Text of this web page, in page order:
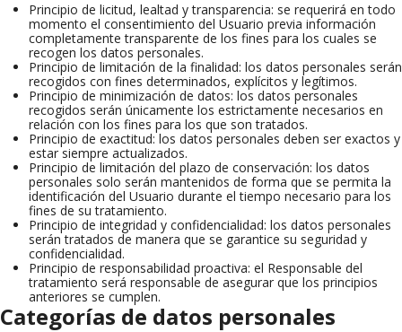
Principio de licitud, lealtad y transparencia: se requerirá en todo
momento el consentimiento del Usuario previa información
completamente transparente de los fines para los cuales se
recogen los datos personales.
Principio de limitación de la finalidad: los datos personales serán
recogidos con fines determinados, explícitos y legítimos.
Principio de minimización de datos: los datos personales
recogidos serán únicamente los estrictamente necesarios en
relación con los fines para los que son tratados.
Principio de exactitud: los datos personales deben ser exactos y
estar siempre actualizados.
Principio de limitación del plazo de conservación: los datos
personales solo serán mantenidos de forma que se permita la
identificación del Usuario durante el tiempo necesario para los
fines de su tratamiento.
Principio de integridad y confidencialidad: los datos personales
serán tratados de manera que se garantice su seguridad y
confidencialidad.
Principio de responsabilidad proactiva: el Responsable del
tratamiento será responsable de asegurar que los principios
anteriores se cumplen.
Categorías de datos personales